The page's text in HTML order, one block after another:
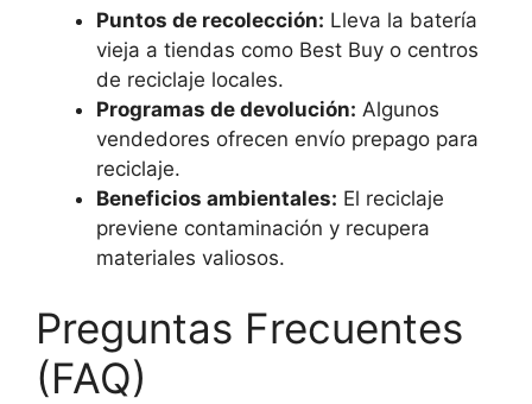
Puntos de recolección: Lleva la batería
vieja a tiendas como Best Buy o centros
de reciclaje locales.
Programas de devolución: Algunos
vendedores ofrecen envío prepago para
reciclaje.
Beneficios ambientales: El reciclaje
previene contaminación y recupera
materiales valiosos.
Preguntas Frecuentes
(FAQ)